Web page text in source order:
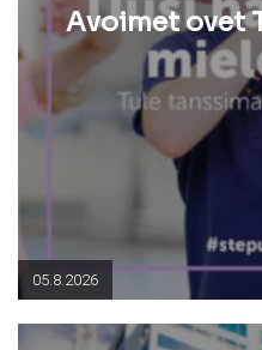
Avoimet ovet
05.8.2026